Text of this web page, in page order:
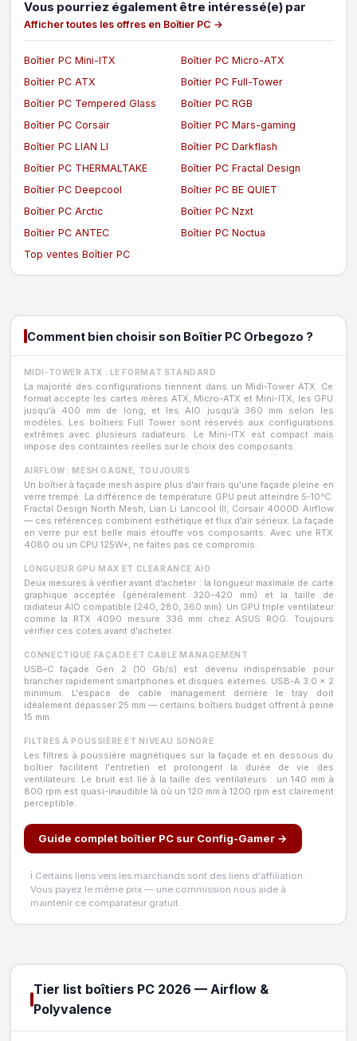
Vous pourriez également être intéressé(e) par
Afficher toutes les offres en Boîtier PC →
Boîtier PC Mini-ITX
Boîtier PC Micro-ATX
Boîtier PC ATX
Boîtier PC Full-Tower
Boîtier PC Tempered Glass
Boîtier PC RGB
Boîtier PC Corsair
Boîtier PC Mars-gaming
Boîtier PC LIAN LI
Boîtier PC Darkflash
Boîtier PC THERMALTAKE
Boîtier PC Fractal Design
Boîtier PC Deepcool
Boîtier PC BE QUIET
Boîtier PC Arctic
Boîtier PC Nzxt
Boîtier PC ANTEC
Boîtier PC Noctua
Top ventes Boîtier PC
Comment bien choisir son Boîtier PC Orbegozo ?
MIDI-TOWER ATX : LE FORMAT STANDARD
La majorité des configurations tiennent dans un Midi-Tower ATX. Ce
format accepte les cartes mères ATX, Micro-ATX et Mini-ITX, les GPU
jusqu'à 400 mm de long, et les AIO jusqu'à 360 mm selon les
modèles. Les boîtiers Full Tower sont réservés aux configurations
extrêmes avec plusieurs radiateurs. Le Mini-ITX est compact mais
impose des contraintes réelles sur le choix des composants.
AIRFLOW : MESH GAGNE, TOUJOURS
Un boîtier à façade mesh aspire plus d'air frais qu'une façade pleine en
verre trempé. La différence de température GPU peut atteindre 5-10°C.
Fractal Design North Mesh, Lian Li Lancool III, Corsair 4000D Airflow
— ces références combinent esthétique et flux d'air sérieux. La façade
en verre pur est belle mais étouffe vos composants. Avec une RTX
4080 ou un CPU 125W+, ne faites pas ce compromis.
LONGUEUR GPU MAX ET CLEARANCE AIO
Deux mesures à vérifier avant d'acheter : la longueur maximale de carte
graphique acceptée (généralement 320-420 mm) et la taille de
radiateur AIO compatible (240, 280, 360 mm). Un GPU triple ventilateur
comme la RTX 4090 mesure 336 mm chez ASUS ROG. Toujours
vérifier ces cotes avant d'acheter.
CONNECTIQUE FAÇADE ET CABLE MANAGEMENT
USB-C façade Gen 2 (10 Gb/s) est devenu indispensable pour
brancher rapidement smartphones et disques externes. USB-A 3.0 × 2
minimum. L'espace de cable management derrière le tray doit
idéalement dépasser 25 mm — certains boîtiers budget offrent à peine
15 mm.
FILTRES À POUSSIÈRE ET NIVEAU SONORE
Les filtres à poussière magnétiques sur la façade et en dessous du
boîtier facilitent l'entretien et prolongent la durée de vie des
ventilateurs. Le bruit est lié à la taille des ventilateurs : un 140 mm à
800 rpm est quasi-inaudible là où un 120 mm à 1200 rpm est clairement
perceptible.
Guide complet boîtier PC sur Config-Gamer →
ℹ️ Certains liens vers les marchands sont des liens d'affiliation.
Vous payez le même prix — une commission nous aide à
maintenir ce comparateur gratuit.
Tier list boîtiers PC 2026 — Airflow &
Polyvalence